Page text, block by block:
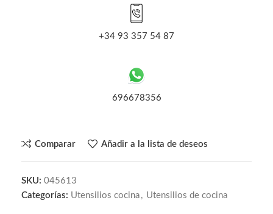
+34 93 357 54 87
696678356
Comparar Añadir a la lista de deseos
SKU: 045613
Categorías: Utensilios cocina , Utensilios de cocina